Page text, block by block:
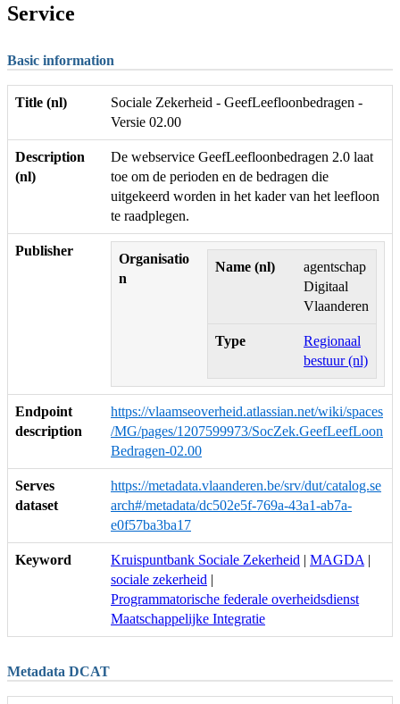
Service
Basic information
Title (nl)
Sociale Zekerheid - GeefLeefloonbedragen -
Versie 02.00
Description
(nl)
De webservice GeefLeefloonbedragen 2.0 laat
toe om de perioden en de bedragen die
uitgekeerd worden in het kader van het leefloon
te raadplegen.
Publisher
Organisatio
n
Name (nl)
agentschap
Digitaal
Vlaanderen
Type
Regionaal
bestuur (nl)
Endpoint
description
https://vlaamseoverheid.atlassian.net/wiki/spaces
/MG/pages/1207599973/SocZek.GeefLeefLoon
Bedragen-02.00
Serves
dataset
https://metadata.vlaanderen.be/srv/dut/catalog.se
arch#/metadata/dc502e5f-769a-43a1-ab7a-
e0f57ba3ba17
Keyword Kruispuntbank Sociale Zekerheid | MAGDA |
sociale zekerheid |
Programmatorische federale overheidsdienst
Maatschappelijke Integratie
Metadata DCAT